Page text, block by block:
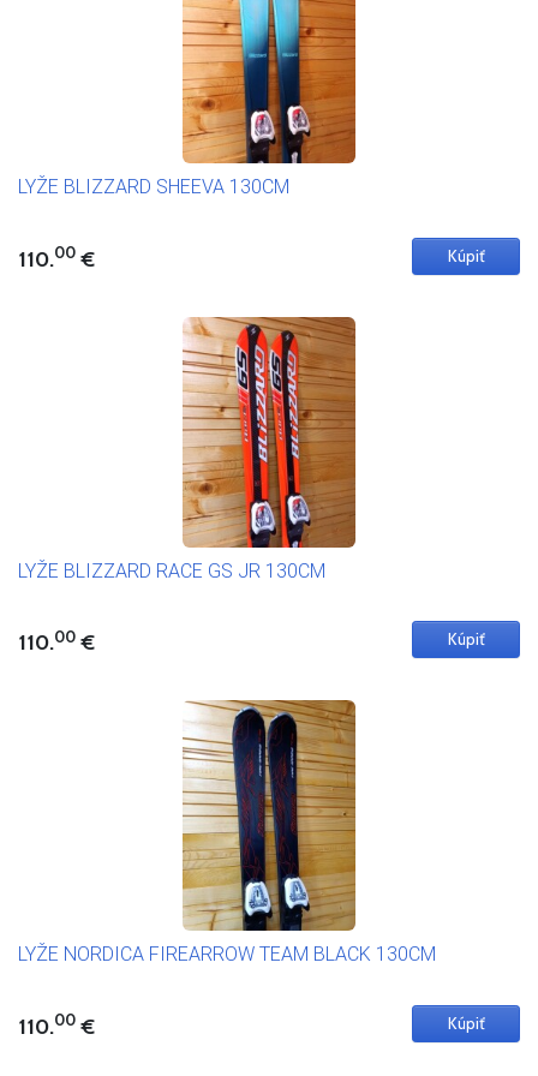
LYŽE BLIZZARD SHEEVA 130CM
110.00 €
LYŽE BLIZZARD RACE GS JR 130CM
110.00 €
LYŽE NORDICA FIREARROW TEAM BLACK 130CM
110.00 €